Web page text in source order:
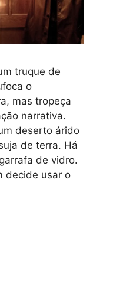
truque de
o
mas tropeça
narrativa.
deserto árido
de terra. Há
de vidro.
decide usar o